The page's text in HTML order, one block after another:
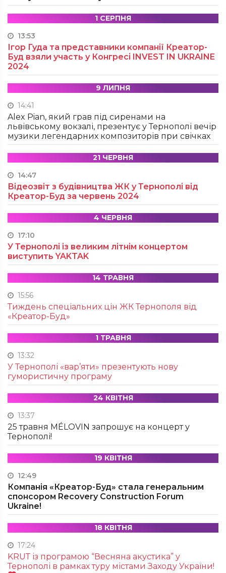
1 СЕРПНЯ
13:53
Ігор Гуда та представники компанії Креатор-
Буд взяли участь у Конгресі INVEST IN UKRAINE
2024
9 ЛИПНЯ
14:41
Alex Pian, який грав під сиренами на
львівському вокзалі, презентує у Тернополі вечір
музики легендарних композиторів при свічках
21 ЧЕРВНЯ
14:47
Відеозвіт з будівництва ЖК у Тернополі від
Креатор-Буд за червень 2024
4 ЧЕРВНЯ
17:10
У Тернополі із великим літнім концертом
виступить YAKTAK
14 ТРАВНЯ
15:56
Тиждень спеціальних цін ЖК Тернополя від
«Креатор-Буд»
1 ТРАВНЯ
13:32
У Тернополі «вар’яти» презентують нову
гумористичну програму
24 КВІТНЯ
13:37
25 травня MÉLOVIN запрошує на концерт у
Тернополі!
19 КВІТНЯ
12:49
Компанія «Креатор-Буд» стала генеральним
спонсором Recovery Construction Forum
Ukraine!
18 КВІТНЯ
17:24
KRUТ із програмою “Весняна акустика” у
Тернополі в рамках туру містами Заходу України!